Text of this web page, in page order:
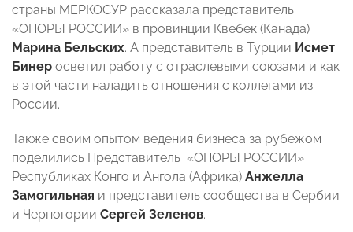
страны МЕРКОСУР рассказала представитель
«ОПОРЫ РОССИИ» в провинции Квебек (Канада)
Марина Бельских. А представитель в Турции Исмет
Бинер осветил работу с отраслевыми союзами и как
в этой части наладить отношения с коллегами из
России.
Также своим опытом ведения бизнеса за рубежом
поделились Представитель «ОПОРЫ РОССИИ»
Республиках Конго и Ангола (Африка) Анжелла
Замогильная и представитель сообщества в Сербии
и Черногории Сергей Зеленов.